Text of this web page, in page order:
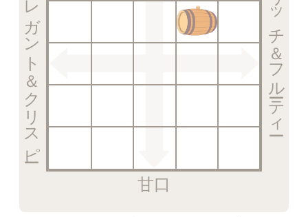
リッチ＆フルーティー
甘口
エレガント＆クリスピー